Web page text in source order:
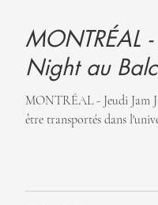
MONTRÉAL
Night au
MONTRÉAL - Jeudi Jam Jazz
être transportés dans